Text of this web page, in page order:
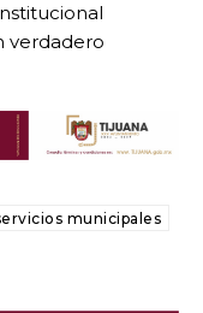
verdadero
municipales